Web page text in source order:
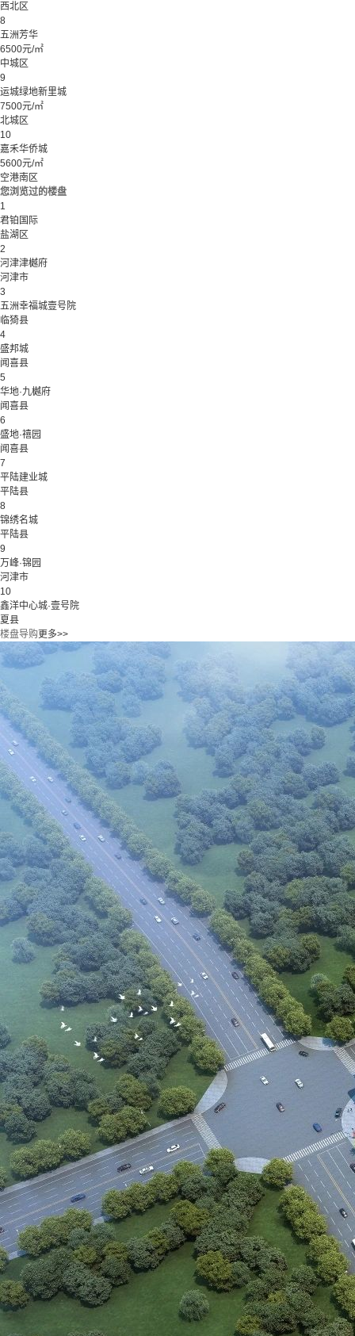
西北区
8
五洲芳华
6500元/㎡
中城区
9
运城绿地新里城
7500元/㎡
北城区
10
嘉禾华侨城
5600元/㎡
空港南区
您浏览过的楼盘
1
君铂国际
盐湖区
2
河津津樾府
河津市
3
五洲幸福城壹号院
临猗县
4
盛邦城
闻喜县
5
华地·九樾府
闻喜县
6
盛地·禧园
闻喜县
7
平陆建业城
平陆县
8
锦绣名城
平陆县
9
万峰·锦园
河津市
10
鑫洋中心城·壹号院
夏县
楼盘导购更多>>